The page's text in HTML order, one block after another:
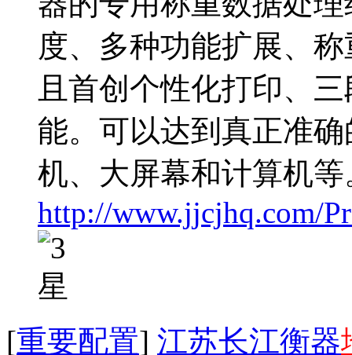
度、多种功能扩展、
且首创个性化打印、
能。可以达到真正准
机、大屏幕和计算机等
http://www.jjcjhq.com/
[重要配置] 江苏长江衡器